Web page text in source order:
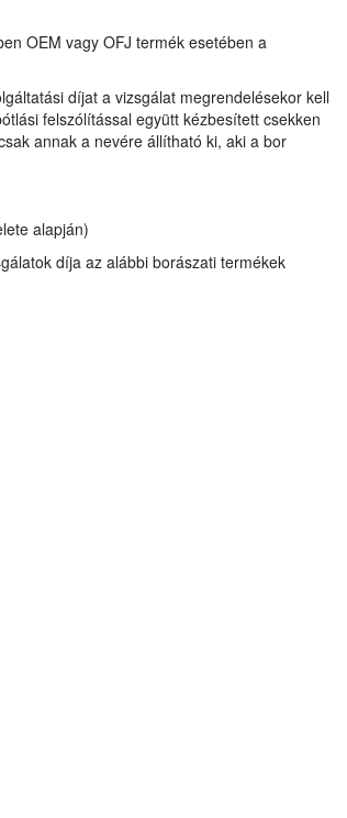
OEM vagy OFJ termék esetében a
díjat a vizsgálat megrendelésekor kell
felszólítással együtt kézbesített csekken
annak a nevére állítható ki, aki a bor
alapján)
díja az alábbi borászati termékek